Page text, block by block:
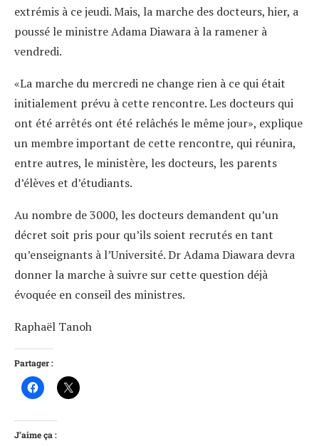
extrémis à ce jeudi. Mais, la marche des docteurs, hier, a
poussé le ministre Adama Diawara à la ramener à
vendredi.
«La marche du mercredi ne change rien à ce qui était
initialement prévu à cette rencontre. Les docteurs qui
ont été arrêtés ont été relâchés le même jour», explique
un membre important de cette rencontre, qui réunira,
entre autres, le ministère, les docteurs, les parents
d’élèves et d’étudiants.
Au nombre de 3000, les docteurs demandent qu’un
décret soit pris pour qu’ils soient recrutés en tant
qu’enseignants à l’Université. Dr Adama Diawara devra
donner la marche à suivre sur cette question déjà
évoquée en conseil des ministres.
Raphaël Tanoh
Partager :
J’aime ça :